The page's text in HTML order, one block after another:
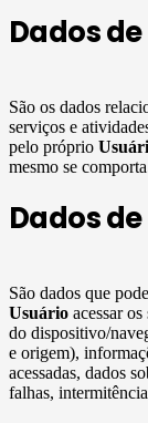
Dados
São os dados
serviços e
pelo próprio
mesmo se
Dados
São dados que
Usuário acessar
do dispositivo/
e origem),
acessadas, dados
falhas,